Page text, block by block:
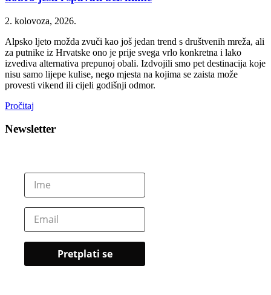
2. kolovoza, 2026.
Alpsko ljeto možda zvuči kao još jedan trend s društvenih mreža, ali
za putnike iz Hrvatske ono je prije svega vrlo konkretna i lako
izvediva alternativa prepunoj obali. Izdvojili smo pet destinacija koje
nisu samo lijepe kulise, nego mjesta na kojima se zaista može
provesti vikend ili cijeli godišnji odmor.
Pročitaj
Newsletter